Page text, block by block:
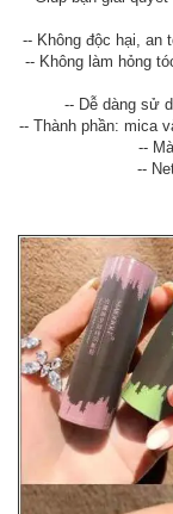
-- Không độc hại, an
-- Không làm hỏng
-- Dễ dàng sử
-- Thành phần: mica
--
--